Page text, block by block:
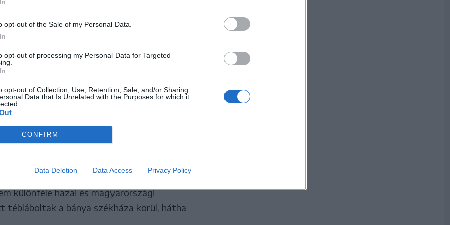
opt-out of the Sale of my Personal Data.
opt-out of processing my Personal Data for Targeted
opt-out of Collection, Use, Retention, Sale, and/or Sharing
Data that Is Unrelated with the Purposes for which it
CONFIRM
Data Deletion Data Access Privacy Policy
képviselők vagy nem válaszoltak a
el az érdeklődést, hogy egyetlen személy
a mintegy 4000 lakost számláló Hargita
nehéz elérni. Ami részben érthető, hiszen
válságtanácskozásokon vett részt a
székházában, aminek kulcsra zárt kapujára és a
és magyarul is, hogy „Magánterület”, nehogy
újságíró próbált a polgármesterrel, illetve
különféle hazai és magyarországi
tébláboltak a bánya székháza körül, hátha